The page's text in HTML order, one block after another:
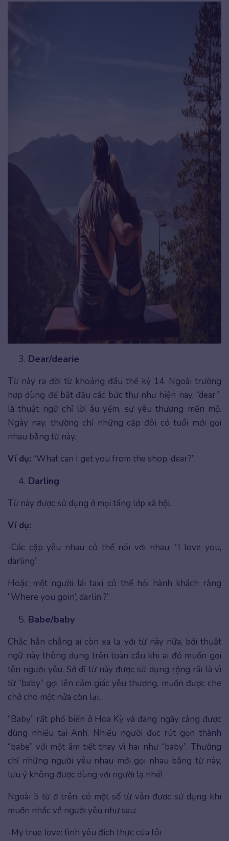
Dear/dearie
Từ này ra đời từ khoảng đầu thế kỷ 14. Ngoài trường
hợp dùng để bắt đầu các bức thư như hiện nay, “dear”
là thuật ngữ chỉ lời âu yếm, sự yêu thương mến mộ.
Ngày nay, thường chỉ những cặp đôi có tuổi mới gọi
nhau bằng từ này.
Ví dụ: “What can I get you from the shop, dear?”.
Darling
Từ này được sử dụng ở mọi tầng lớp xã hội.
Ví dụ:
-Các cặp yêu nhau có thể nói với nhau: “I love you,
darling”.
Hoặc một người lái taxi có thể hỏi hành khách rằng
“Where you goin’, darlin’?”.
Babe/baby
Chắc hẳn chẳng ai còn xa lạ với từ này nữa, bởi thuật
ngữ này thông dụng trên toàn cầu khi ai đó muốn gọi
tên người yêu. Sở dĩ từ này được sử dụng rộng rãi là vì
từ “baby” gợi lên cảm giác yêu thương, muốn được che
chở cho một nửa còn lại.
“Baby” rất phổ biến ở Hoa Kỳ và đang ngày càng được
dùng nhiều tại Anh. Nhiều người đọc rút gọn thành
“babe” với một âm tiết thay vì hai như “baby”. Thường
chỉ những người yêu nhau mới gọi nhau bằng từ này,
lưu ý không được dùng với người lạ nhé!
Ngoài 5 từ ở trên, có một số từ vẫn được sử dụng khi
muốn nhắc về người yêu như sau:
-My true love: tình yêu đích thực của tôi